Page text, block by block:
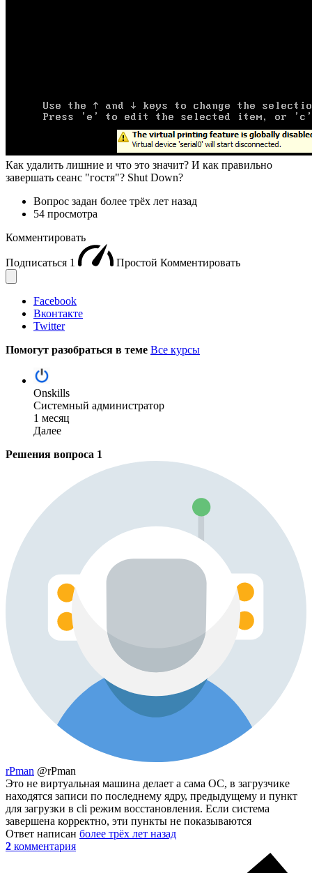
Как удалить лишние и что это значит? И как правильно
завершать сеанс "гостя"? Shut Down?
Вопрос задан более трёх лет назад
54 просмотра
Комментировать
Подписаться 1 Простой Комментировать
Facebook
Вконтакте
Twitter
Помогут разобраться в теме Все курсы
Onskills
Системный администратор
1 месяц
Далее
Решения вопроса 1
rPman @rPman
Это не виртуальная машина делает а сама ОС, в загрузчике
находятся записи по последнему ядру, предыдущему и пункт
для загрузки в cli режим восстановления. Если система
завершена корректно, эти пункты не показываются
Ответ написан более трёх лет назад
2 комментария